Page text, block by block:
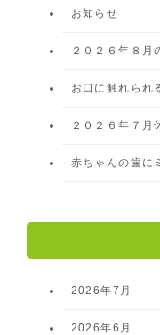
お知らせ
２０２６年８月
お口に触れられ
２０２６年７月
赤ちゃんの歯に
2026年7月
2026年6月